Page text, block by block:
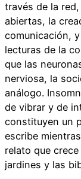
través de la
abiertas, la
comunicación,
lecturas de la
que las
nerviosa, la
análogo.
de vibrar y de
constituyen un
escribe
relato que
jardines y las